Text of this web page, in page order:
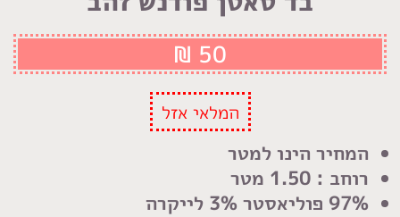
המחיר הינו למטר
רוחב : 1.50 מטר
97% פוליאסטר 3% לייקרה
₪ 50
המלאי אזל